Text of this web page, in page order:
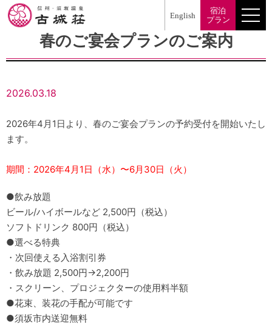
English
宿泊
プラン
メ
ニ
春のご宴会プランのご案内
2026.03.18
2026年4月1日より、春のご宴会プランの予約受付を開始いたし
ます。
期間：2026年4月1日（水）〜6月30日（火）
●飲み放題
ビール/ハイボールなど 2,500円（税込）
ソフトドリンク 800円（税込）
●選べる特典
・次回使える入浴割引券
・飲み放題 2,500円→2,200円
・スクリーン、プロジェクターの使用料半額
●花束、装花の手配が可能です
●須坂市内送迎無料